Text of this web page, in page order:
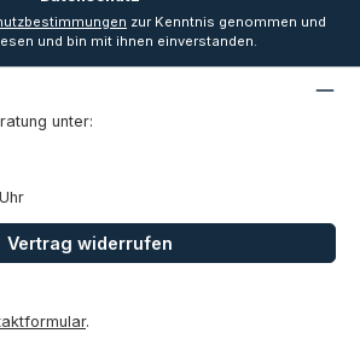
zur Kenntnis genommen und
und bin mit ihnen einverstanden.
unter:
Vertrag widerrufen
.